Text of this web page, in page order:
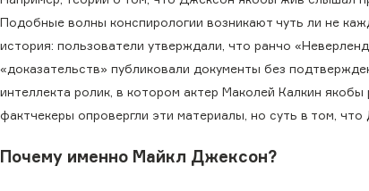
Подобные волны конспирологии возникают чуть ли не
история: пользователи утверждали, что ранчо
«доказательств» публиковали документы без
интеллекта ролик, в котором актер Маколей Калкин
фактчекеры опровергли эти материалы, но суть в том,
Почему именно Майкл Джексон?